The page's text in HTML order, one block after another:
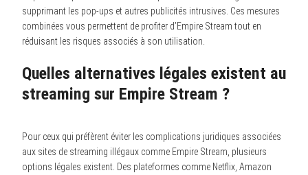
supprimant les pop-ups et autres publicités intrusives. Ces mesures
combinées vous permettent de profiter d’Empire Stream tout en
réduisant les risques associés à son utilisation.
Quelles alternatives légales existent au
streaming sur Empire Stream ?
Pour ceux qui préfèrent éviter les complications juridiques associées
aux sites de streaming illégaux comme Empire Stream, plusieurs
options légales existent. Des plateformes comme Netflix, Amazon